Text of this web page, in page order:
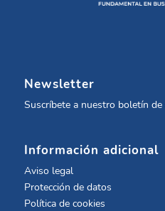
Newsletter
Suscríbete a nuestro boletín
Información adicional
Aviso legal
Protección de datos
Política de cookies